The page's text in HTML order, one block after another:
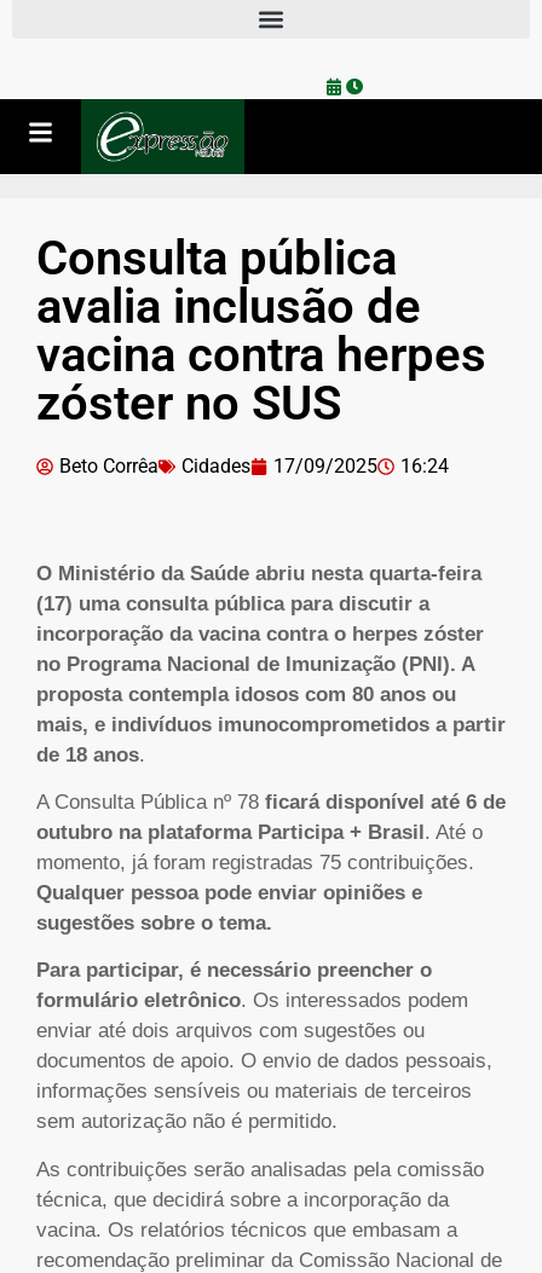
Consulta pública
avalia inclusão de
vacina contra herpes
zóster no SUS
Beto Corrêa Cidades 17/09/2025 16:24
O Ministério da Saúde abriu nesta quarta-feira
(17) uma consulta pública para discutir a
incorporação da vacina contra o herpes zóster
no Programa Nacional de Imunização (PNI). A
proposta contempla idosos com 80 anos ou
mais, e indivíduos imunocomprometidos a partir
de 18 anos.
A Consulta Pública nº 78 ficará disponível até 6 de
outubro na plataforma Participa + Brasil. Até o
momento, já foram registradas 75 contribuições.
Qualquer pessoa pode enviar opiniões e
sugestões sobre o tema.
Para participar, é necessário preencher o
formulário eletrônico. Os interessados podem
enviar até dois arquivos com sugestões ou
documentos de apoio. O envio de dados pessoais,
informações sensíveis ou materiais de terceiros
sem autorização não é permitido.
As contribuições serão analisadas pela comissão
técnica, que decidirá sobre a incorporação da
vacina. Os relatórios técnicos que embasam a
recomendação preliminar da Comissão Nacional de